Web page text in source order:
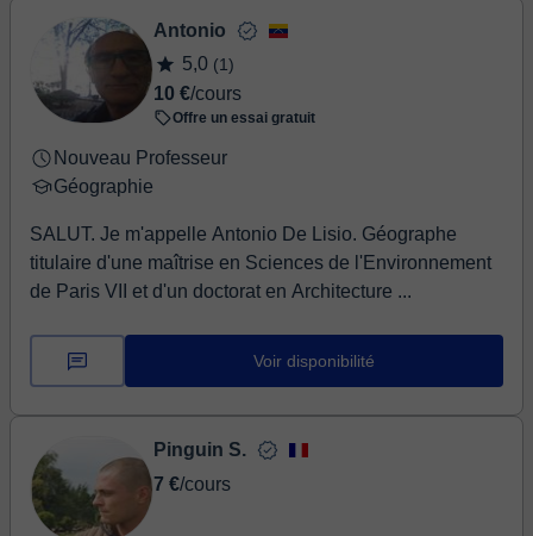
Antonio
5,0 (1)
10 €/cours
Offre un essai gratuit
Nouveau Professeur
Géographie
SALUT. Je m'appelle Antonio De Lisio. Géographe
titulaire d'une maîtrise en Sciences de l'Environnement
de Paris VII et d'un doctorat en Architecture ...
Voir disponibilité
Pinguin S.
7 €/cours